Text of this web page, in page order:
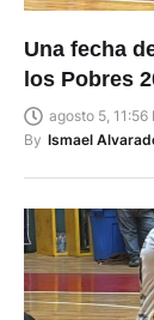
Una fecha
los Pobres
agosto 5, 11:56
By Ismael